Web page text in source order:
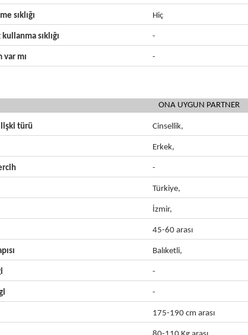
sıklığı Hiç
sıklığı -
var mı -
ONA UYGUN PARTNER
ilişki türü Cinsellik,
Erkek,
-
Türkiye,
İzmir,
45-60 arası
Balıketli,
-
-
175-190 cm arası